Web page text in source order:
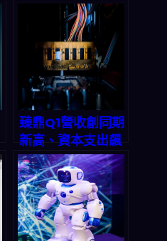
臻鼎Q1營收創同期
新高、資本支出飆
破800億！2026
AI伺服器與IC載板
爆發期全面解析